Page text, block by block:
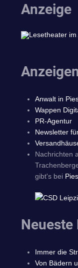
Anzeige
Anwalt in
Wappen
PR-Agentur
Newsletter
Nachrichten
gibt's bei
Neueste
Immer die
Von Bädern